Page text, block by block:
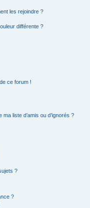
les rejoindre ?
différente ?
ce forum !
liste d’amis ou d’ignorés ?
?
?